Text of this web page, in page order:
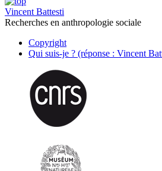
Vincent Battesti
Recherches en anthropologie sociale
Copyright
Qui suis-je ? (réponse : Vincent